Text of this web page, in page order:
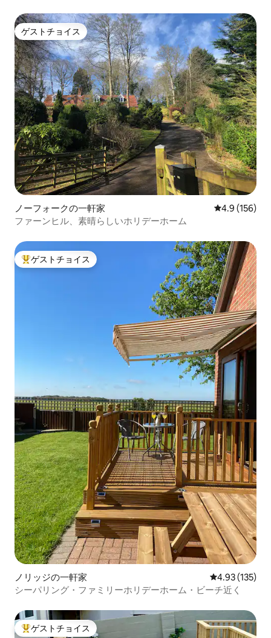
ゲストチョイス
ゲストチョイス
ノーフォークの一軒家 レビュー156
4.9 (156)
ファーンヒル、素晴らしいホリデーホーム
大好評のゲストチョイスです。
ゲストチョイス
ノリッジの一軒家 レビュー135
4.93 (135)
シーパリング・ファミリーホリデーホーム・ビーチ近く
大好評のゲストチョイスです。
ゲストチョイス